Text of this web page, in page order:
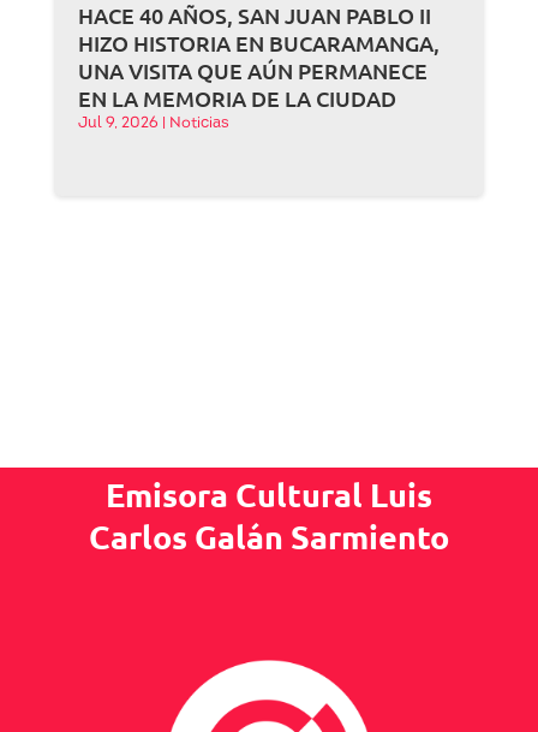
HACE 40 AÑOS, SAN JUAN PABLO II
HIZO HISTORIA EN BUCARAMANGA,
UNA VISITA QUE AÚN PERMANECE
EN LA MEMORIA DE LA CIUDAD
Jul 9, 2026 Noticias
Emisora Cultural Luis
Carlos Galán Sarmiento